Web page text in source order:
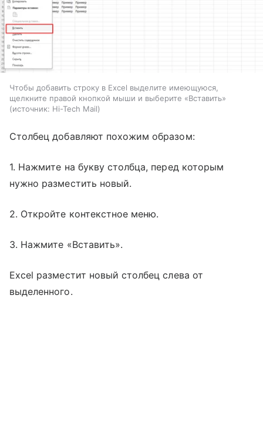
Чтобы добавить строку в Excel выделите имеющуюся,
щелкните правой кнопкой мыши и выберите «Вставить»
источник: Hi-Tech Mail
Столбец добавляют похожим образом:
1. Нажмите на букву столбца, перед которым
нужно разместить новый.
2. Откройте контекстное меню.
3. Нажмите «Вставить».
Excel разместит новый столбец слева от
выделенного.